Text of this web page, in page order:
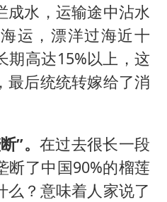
成水，运输途中沾水
运，漂洋过海近十
期高达15%以上，这
最后统统转嫁给了消
”。在过去很长一段
断了中国90%的榴莲
么？意味着人家说了